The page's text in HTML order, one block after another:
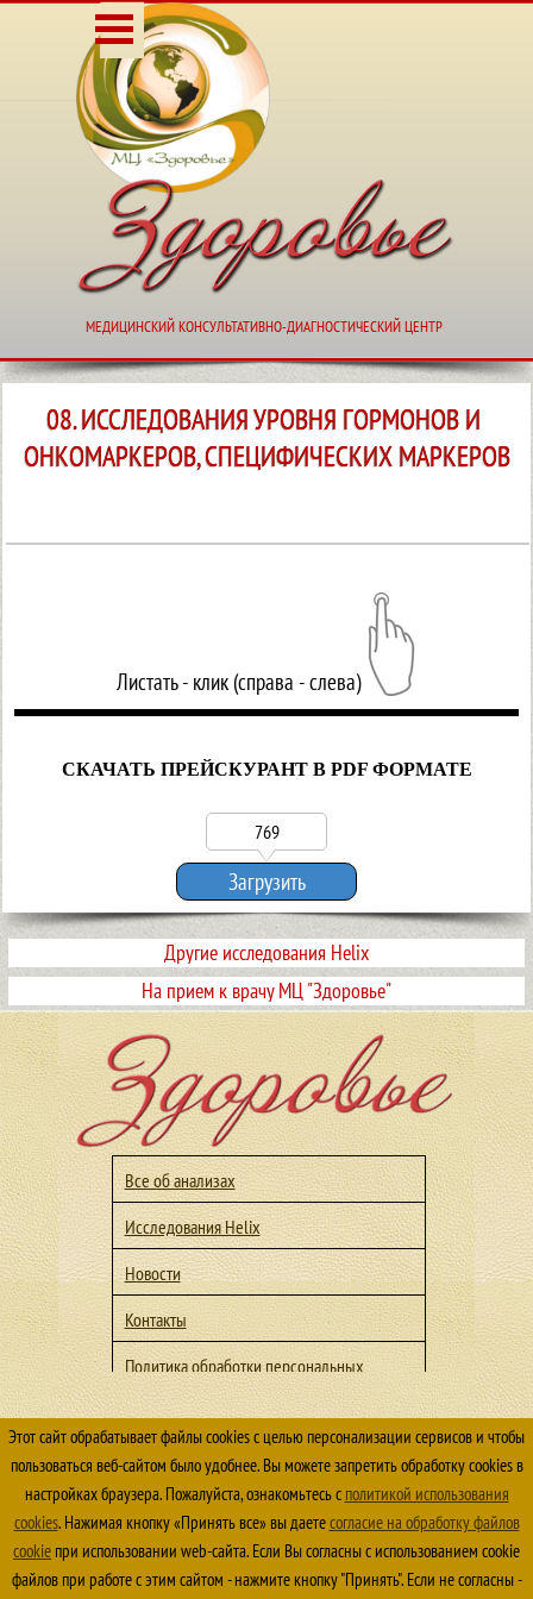
Перейти к контентуПропустить меню
МЕДИЦИНСКИЙ КОНСУЛЬТАТИВНО-
МЕДИЦИНСКИЙ КОНСУЛЬТАТИВНО-ДИАГНОСТИЧЕСКИЙ ЦЕНТР
08. ИССЛЕДОВАНИЯ УРОВНЯ ГОРМОНОВ И
ОНКОМАРКЕРОВ, СПЕЦИФИЧЕСКИХ МАРКЕРОВ
Листать - клик (справа - слева)
СКАЧАТЬ ПРЕЙСКУРАНТ В PDF ФОРМАТЕ
Загрузить
769
Другие исследования Helix
На прием к врачу МЦ "Здоровье"
Все об анализах
Исследования Helix
Новости
Контакты
Политика обработки персональных
данных
Политика конфиденциальности
© 2026 ООО Медицинский центр "Здоровье" г. Лесной
Все права защищены. 16+
Использование материалов сайта
zdorove.ru/
Этот сайт обрабатывает файлы cookies с целью персонализации сервисов и чтобы
пользоваться веб-сайтом было удобнее. Вы можете запретить обработку cookies в
настройках браузера. Пожалуйста, ознакомьтесь с политикой использования
cookies. Нажимая кнопку «Принять все» вы даетесогласие на обработку файлов
cookie при использовании web-сайта. Если Вы согласны c использованием cookie
файлов при работе с этим сайтом - нажмите кнопку "Принять". Если не согласны -